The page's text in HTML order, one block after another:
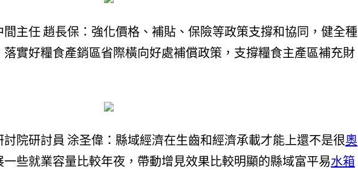
主任 趙長保：強化價格、補貼、保險等政策支撐和協同，健全種
實好糧食產銷區省際橫向好處補償政策，支撐糧食主產區補充財
院研討員 涂圣偉：縣域經濟在生齒和經濟承載才能上還不是很奧
些就業容量比較年夜，帶動增見效果比較明顯的縣域富平易水箱